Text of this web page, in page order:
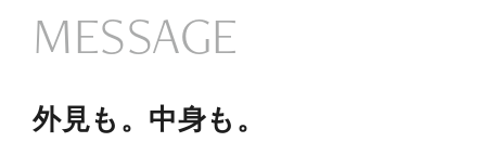
MESSAGE
外見も。中身も。